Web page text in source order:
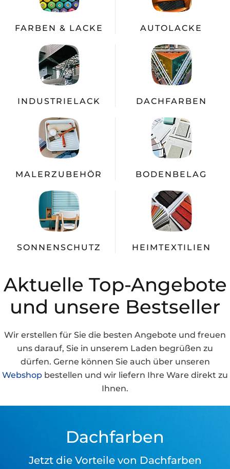
FARBEN & LACKE AUTO­LACKE
INDUSTRIE­LACK DACH­FARBEN
MALER­ZUBEHÖR BODEN­BELAG
SONNEN­SCHUTZ HEIM­TEXTILIEN
Aktuelle Top-Angebote
und unsere Bestseller
Wir erstellen für Sie die besten Angebote und freuen
uns darauf, Sie in unserem Laden begrüßen zu
dürfen. Gerne können Sie auch über unseren
Webshop bestellen und wir liefern Ihre Ware direkt zu
Ihnen.
Dachfarben
Jetzt die Vorteile von Dachfarben